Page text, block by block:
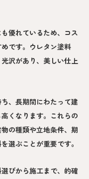
優れているため、コス
です。ウレタン塗料
沢があり、美しい仕上
、長期間にわたって建
くなります。これらの
の種類や立地条件、期
選ぶことが重要です。
びから施工まで、的確